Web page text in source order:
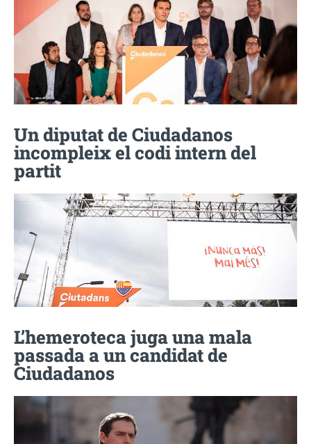
Un diputat de Ciudadanos
incompleix el codi intern del
partit
L’hemeroteca juga una mala
passada a un candidat de
Ciudadanos